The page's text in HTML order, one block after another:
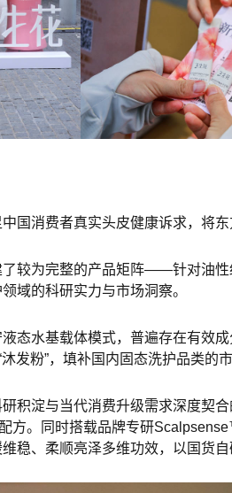
消费者真实头皮健康诉求，将
较为完整的产品矩阵——针对油性
域的科研实力与市场洞察。
态水基载体模式，普遍存在有效
发粉”，填补国内固态洗护品类的市
积淀与当代消费升级需求深度契
方。同时搭载品牌专研
、柔顺亮泽多维功效，以国货